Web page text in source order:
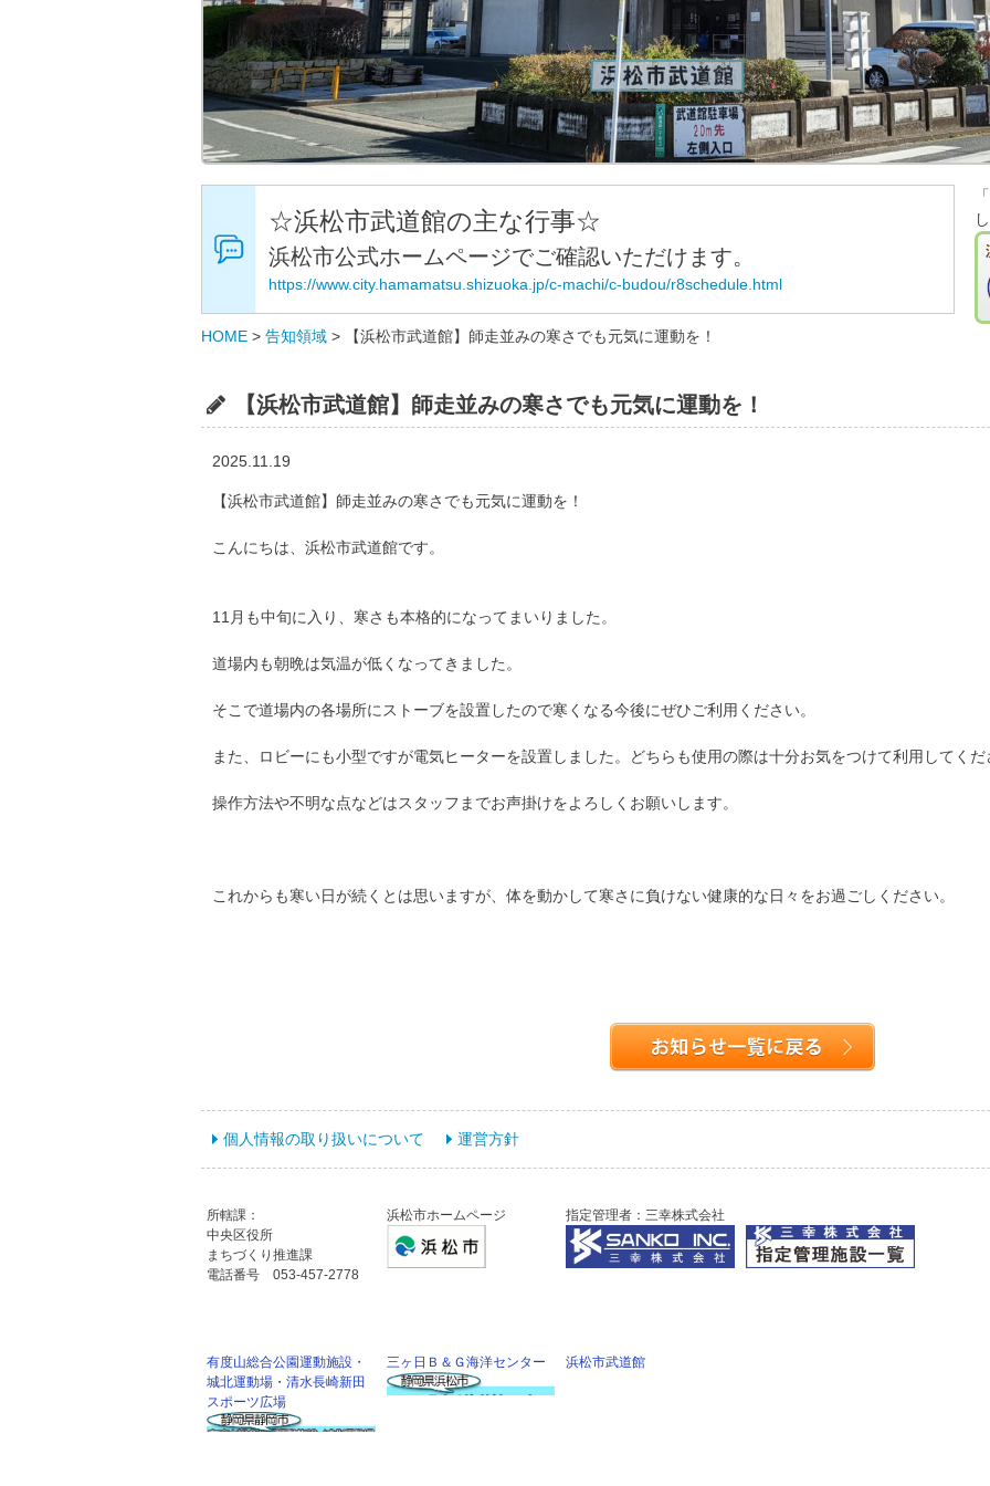
☆浜松市武道館の主な行事☆
浜松市公式ホームページでご確認いただけます。
https://www.city.hamamatsu.shizuoka.jp/c-machi/c-budou/r8schedule.html
HOME > 告知領域 > 【浜松市武道館】師走並みの寒さでも元気に運動を！
【浜松市武道館】師走並みの寒さでも元気に運動を！
2025.11.19
【浜松市武道館】師走並みの寒さでも元気に運動を！
こんにちは、浜松市武道館です。
11月も中旬に入り、寒さも本格的になってまいりました。
道場内も朝晩は気温が低くなってきました。
そこで道場内の各場所にストーブを設置したので寒くなる今後にぜひご利用ください。
また、ロビーにも小型ですが電気ヒーターを設置しました。どちらも使用の際は十分お気をつけて利用してくだ
操作方法や不明な点などはスタッフまでお声掛けをよろしくお願いします。
これからも寒い日が続くとは思いますが、体を動かして寒さに負けない健康的な日々をお過ごしください。
個人情報の取り扱いについて 運営方針
所轄課：
中央区役所
まちづくり推進課
電話番号 053-457-2778
浜松市ホームページ 指定管理者：三幸株式会社